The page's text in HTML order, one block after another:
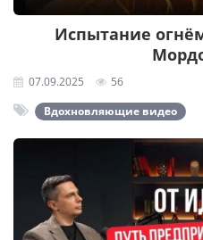
Испытание
07.09.2025 56
Вдохновляющие видео